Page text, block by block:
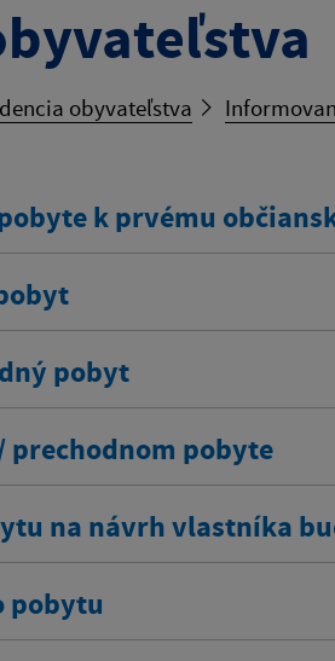
obyvateľstva
k prvému
pobyt
prechodnom pobyte
na návrh vlastníka
pobytu